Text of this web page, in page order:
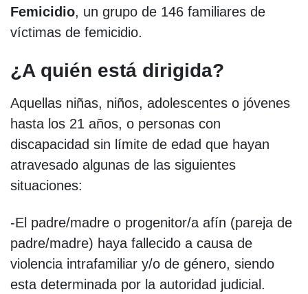
Femicidio, un grupo de 146 familiares de
víctimas de femicidio.
¿A quién está dirigida?
Aquellas niñas, niños, adolescentes o jóvenes
hasta los 21 años, o personas con
discapacidad sin límite de edad que hayan
atravesado algunas de las siguientes
situaciones:
-El padre/madre o progenitor/a afín (pareja de
padre/madre) haya fallecido a causa de
violencia intrafamiliar y/o de género, siendo
esta determinada por la autoridad judicial.